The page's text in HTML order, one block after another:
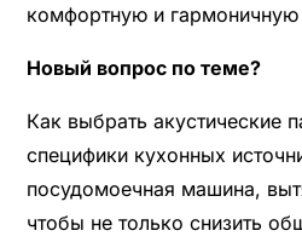
комфортную и
Новый вопрос по теме?
Как выбрать акустические
специфики кухонных
посудомоечная машина,
чтобы не только снизить